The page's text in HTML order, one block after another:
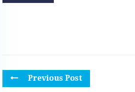
Previous Post